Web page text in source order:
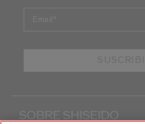
*
Email
SOBRE SHISEIDO